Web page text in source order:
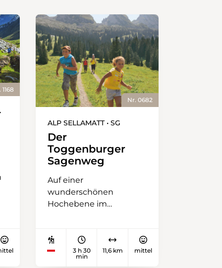
1168
Nr. 0682
ALP SELLAMATT • SG
Der
Toggenburger
Sagenweg
Auf einer
wunderschönen
Hochebene im
die Alp Sellamatt. Gleich
neben der
3 h 30
min
11,6 km mittel